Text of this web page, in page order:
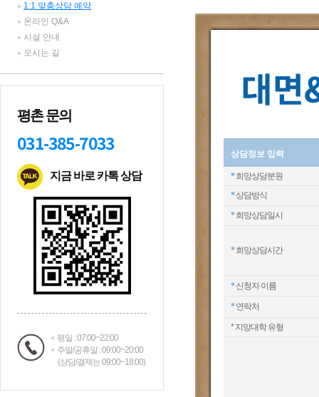
1:1 맞춤상담 예약
온라인 Q&A
시설 안내
오시는 길
평촌 문의
031-385-7033
지금 바로 카톡 상담
평일 : 07:00~22:00
주말/공휴일 : 09:00~20:00
(상담/결제는 09:00~18:00)
상담정보 입력
*희망상담분원
*상담방식
*희망상담일시
*희망상담시간
*신청자 이름
*연락처
* 지망대학 유형